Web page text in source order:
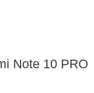
Note 10 PRO